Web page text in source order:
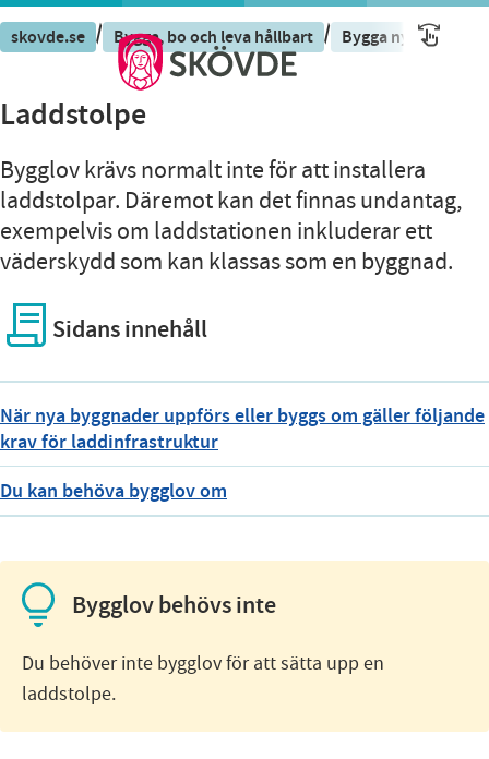
skovde.se / Bygga, bo och leva hållbart / Bygga nytt, ändra
Laddstolpe
Bygglov krävs normalt inte för att installera
laddstolpar. Däremot kan det finnas undantag,
exempelvis om laddstationen inkluderar ett
väderskydd som kan klassas som en byggnad.
Sidans innehåll
När nya byggnader uppförs eller byggs om gäller följande
krav för laddinfrastruktur
Du kan behöva bygglov om
Bygglov behövs inte
Du behöver inte bygglov för att sätta upp en
laddstolpe.